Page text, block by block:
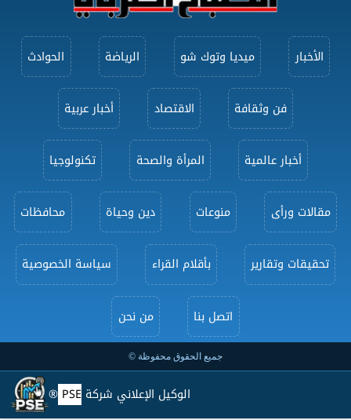
الأخبار ميديا وتوك شو الرياضة الحوادث
فن وثقافة الاقتصاد أخبار عربية
أخبار عالمية المرأة والصحة تكنولوجيا
مقالات ورأى منوعات دين وحياة محافظات
تحقيقات وتقارير بأقلام القراء سياسة الخصوصية
اتصل بنا من نحن
جميع الحقوق محفوظة ©
الوكيل الإعلاني شركة PSE
®